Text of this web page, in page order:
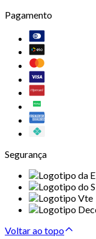
Pagamento
Segurança
Voltar ao topo